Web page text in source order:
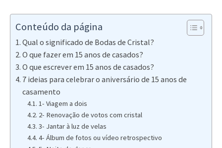
Conteúdo da página
Qual o significado de Bodas de Cristal?
O que fazer em 15 anos de casados?
O que escrever em 15 anos de casados?
7 ideias para celebrar o aniversário de 15 anos de
casamento
1- Viagem a dois
2- Renovação de votos com cristal
3- Jantar à luz de velas
4- Álbum de fotos ou vídeo retrospectivo